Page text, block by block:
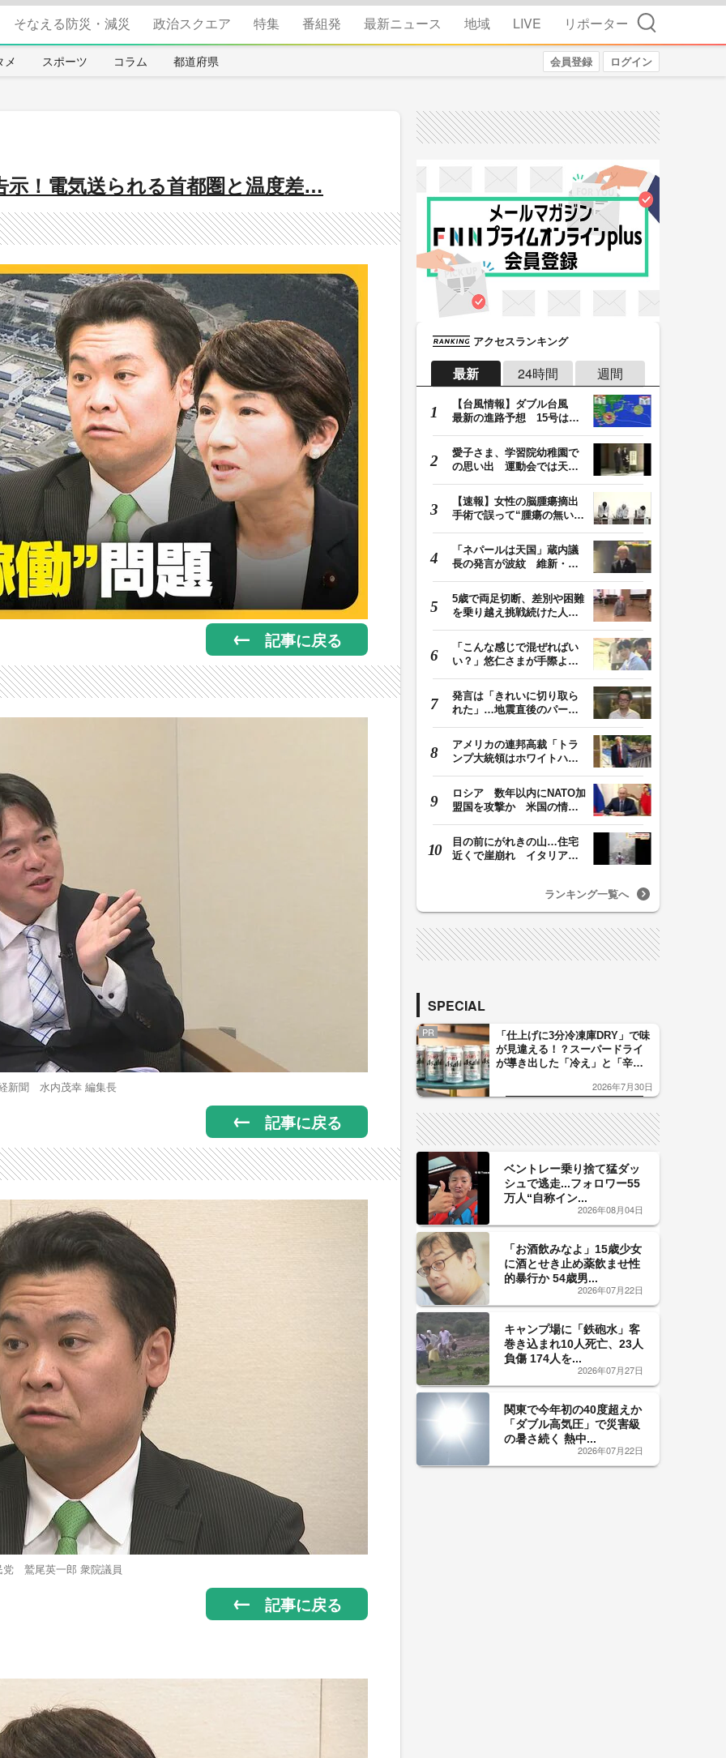
そなえる防災・減災 政治スクエア 特集 番組発 最新ニュース 地域 LIVE リポーター 検索
メ スポーツ コラム 都道府県 会員登録 ログイン
示！電気送られる首都圏と温度差…
記事に戻る
新聞 水内茂幸 編集長
記事に戻る
党 鷲尾英一郎 衆院議員
記事に戻る
アクセスランキング
最新 24時間 週間
【台風情報】ダブル台風
最新の進路予想 15号は北
愛子さま、学習院幼稚園で
の思い出 運動会では天皇
【速報】女性の脳腫瘍摘出
手術で誤って“腫瘍の無い部
「ネパールは天国」蔵内議
長の発言が波紋 維新・吉
5歳で両足切断、差別や困難
を乗り越え挑戦続けた人
「こんな感じで混ぜればい
い？」悠仁さまが手際よく
発言は「きれいに切り取ら
れた」…地震直後のパーテ
アメリカの連邦高裁「トラ
ンプ大統領はホワイトハウ
ロシア 数年以内にNATO加
盟国を攻撃か 米国の情報
目の前にがれきの山…住宅
近くで崖崩れ イタリア・
ランキング一覧へ
SPECIAL
PR
「仕上げに3分冷凍庫DRY」で味
が見違える！？スーパードライ
が導き出した「冷え」と「辛
した「辛口カーブ」が飲み頃の
2026年7月30日
ベントレー乗り捨て猛ダッ
シュで逃走...フォロワー55
万人“自称イン...
2026年08月04日
「お酒飲みなよ」15歳少女
に酒とせき止め薬飲ませ性
的暴行か 54歳男...
2026年07月22日
キャンプ場に「鉄砲水」客
巻き込まれ10人死亡、23人
負傷 174人を...
2026年07月27日
関東で今年初の40度超えか
「ダブル高気圧」で災害級
の暑さ続く 熱中...
2026年07月22日